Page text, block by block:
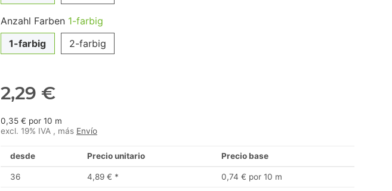
Anzahl Farben 1-farbig
1-farbig
2-farbig
2,29 €
0,35 € por 10 m
excl. 19% IVA , más Envío
desde Precio unitario Precio base
36 4,89 € * 0,74 € por 10 m